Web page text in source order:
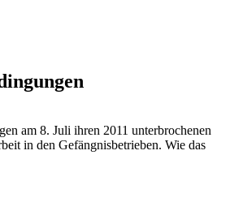
am 8. Juli ihren 2011 unterbrochenen
in den Gefängnisbetrieben. Wie das